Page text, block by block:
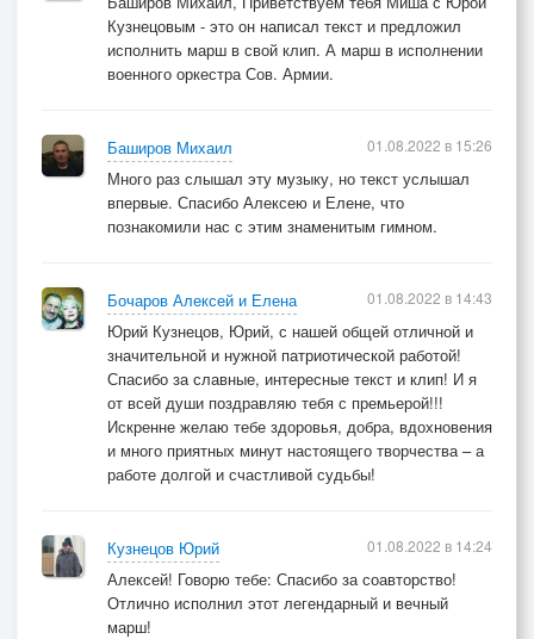
Чтоб не ждал нас Небесный конвой.
Не лей сгоряча
И пусть горит свеча -
Мы защитим священный трон.
Труба всё зовёт,
Уйдём в ливень лет.
как сабли след.
Идёт наш эскадрон
Под грозный сабельный звон.
Дорогой верной,
Тропой военной…
Дорогой верной,
Тропой военной…
В патронник лёг уже патрон.
Кузнецовым - это он написал текст и предложил
исполнить марш в свой клип. А марш в исполнении
военного оркестра Сов. Армии.
Баширов Михаил
Много раз слышал эту музыку, но текст услышал
впервые. Спасибо Алексею и Елене, что
познакомили нас с этим знаменитым гимном.
01.08.2022 в 15:26
Бочаров Алексей и Елена
Юрий Кузнецов, Юрий, с нашей общей отличной и
значительной и нужной патриотической работой!
Спасибо за славные, интересные текст и клип! И я
от всей души поздравляю тебя с премьерой!!!
Искренне желаю тебе здоровья, добра, вдохновения
и много приятных минут настоящего творчества – а
работе долгой и счастливой судьбы!
01.08.2022 в 14:43
Кузнецов Юрий
Алексей! Говорю тебе: Спасибо за соавторство!
Отлично исполнил этот легендарный и вечный
марш!
01.08.2022 в 14:24